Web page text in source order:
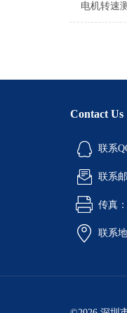
电机转速
Contact Us
联系
联系
传真
联系